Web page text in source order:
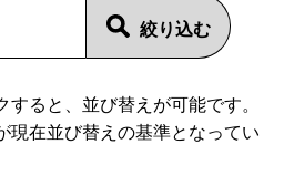
ると、並び替えが可能です。
現在並び替えの基準となってい